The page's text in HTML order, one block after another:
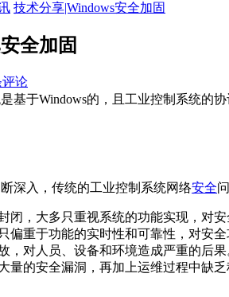
技术分享|Windows安全加固
全加固
评论
基于Windows的，且工业控制系统的
深入，传统的工业控制系统网络安全
闭，大多只重视系统的功能实现，对
偏重于功能的实时性和可靠性，对安
，对人员、设备和环境造成严重的后
量的安全漏洞，再加上运维过程中缺